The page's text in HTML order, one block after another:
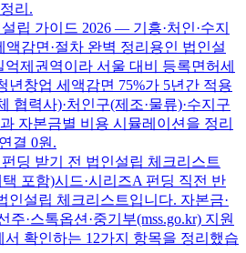
리.
립 가이드 2026 — 기흥·처인·수지
감면·절차 완벽 정리 용인 법인설
제권역이라 서울 대비 등록면허세
년창업 세액감면 75%가 5년간 적용
협력사)·처인구(제조·물류)·수지구
자본금별 비용 시뮬레이션을 정리
결 0원.
딩 받기 전 법인설립 체크리스트
택 포함)시드·시리즈A 펀딩 직전 반
인설립 체크리스트입니다. 자본금·
주·스톡옵션·중기부(mss.go.kr) 지원
확인하는 12가지 항목을 정리했습